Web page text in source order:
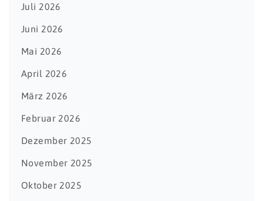
Juli 2026
Juni 2026
Mai 2026
April 2026
März 2026
Februar 2026
Dezember 2025
November 2025
Oktober 2025